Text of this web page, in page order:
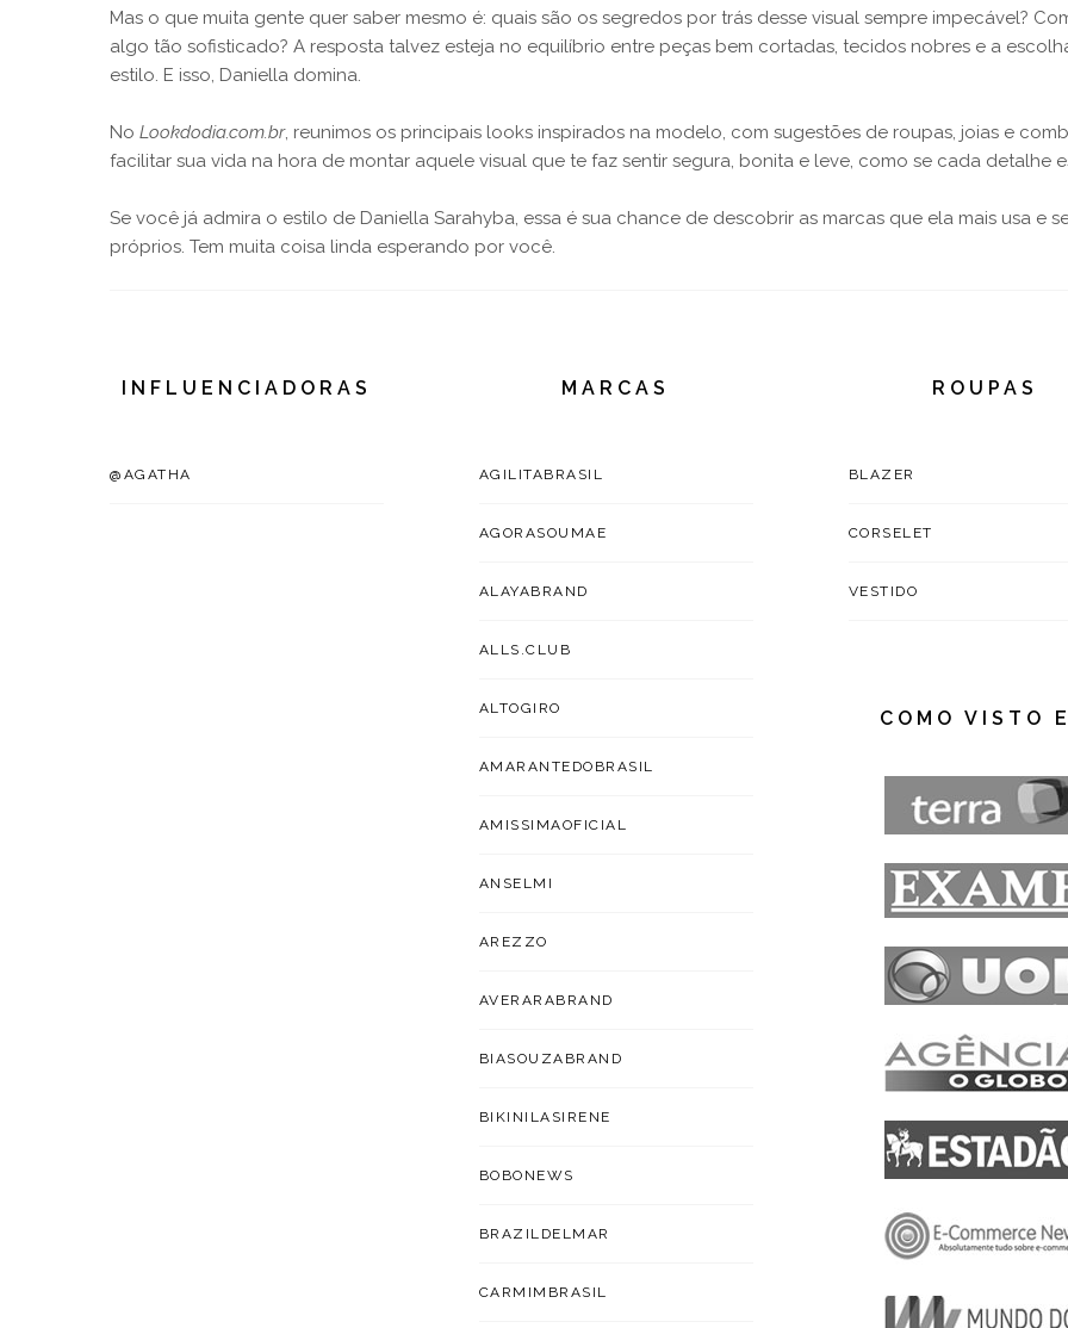
Mas o que muita gente quer saber mesmo é: quais são os segredos por trás desse visual sempre impecável?
algo tão sofisticado? A resposta talvez esteja no equilíbrio entre peças bem cortadas, tecidos nobres e a
estilo. E isso, Daniella domina.
No Lookdodia.com.br, reunimos os principais looks inspirados na modelo, com sugestões de roupas, joias e
facilitar sua vida na hora de montar aquele visual que te faz sentir segura, bonita e leve, como se cada detalhe
Se você já admira o estilo de Daniella Sarahyba, essa é sua chance de descobrir as marcas que ela mais usa e
próprios. Tem muita coisa linda esperando por você.
INFLUENCIADORAS
@AGATHA
MARCAS
AGILITABRASIL
AGORASOUMAE
ALAYABRAND
ALLS.CLUB
ALTOGIRO
AMARANTEDOBRASIL
AMISSIMAOFICIAL
ANSELMI
AREZZO
AVERARABRAND
BIASOUZABRAND
BIKINILASIRENE
BOBONEWS
BRAZILDELMAR
CARMIMBRASIL
ROUPAS
BLAZER
CORSELET
VESTIDO
COMO VISTO